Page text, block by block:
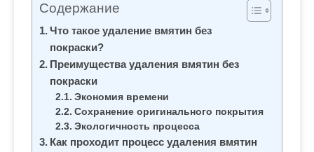
Содержание
Что такое удаление вмятин без
покраски?
Преимущества удаления вмятин без
покраски
Экономия времени
Сохранение оригинального покрытия
Экологичность процесса
Как проходит процесс удаления вмятин